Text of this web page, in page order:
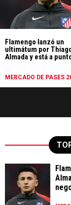
Flamengo lanzó un
ultimátum por
Almada y está a
MERCADO DE PASES